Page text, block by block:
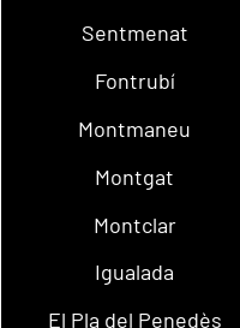
Sentmenat
Fontrubí
Montmaneu
Montgat
Montclar
Igualada
El Pla del Penedès